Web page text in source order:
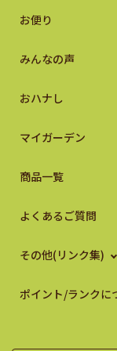
お便り
みんなの声
おハナし
マイガーデン
商品一覧
よくあるご質問
その他(リンク集)
ポイント/ランクに